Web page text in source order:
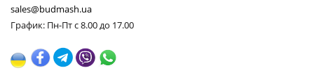
sales@budmash.ua
График: Пн-Пт с 8.00 до 17.00